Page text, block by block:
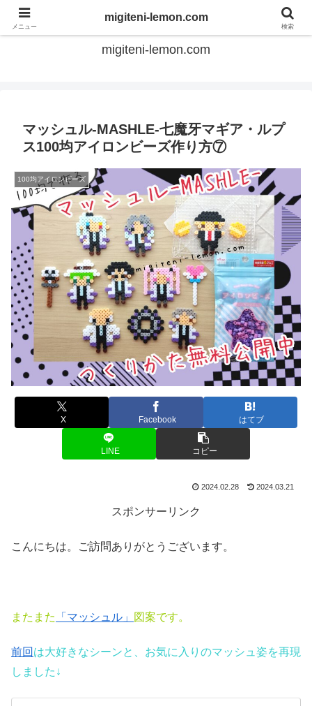
てのひらアイロンビーズ
migiteni-lemon.com
マッシュル-MASHLE-七魔牙マギア・ルプ
ス100均アイロンビーズ作り方⑦
100均アイロンビーズ
X Facebook はてブ
LINE コピー
2024.02.28 2024.03.21
スポンサーリンク
こんにちは。ご訪問ありがとうございます。
またまた 「マッシュル」 図案です。
前回 は大好きなシーンと、お気に入りのマッシュ姿を再現
しました↓
メニュー
migiteni-lemon.com
検索